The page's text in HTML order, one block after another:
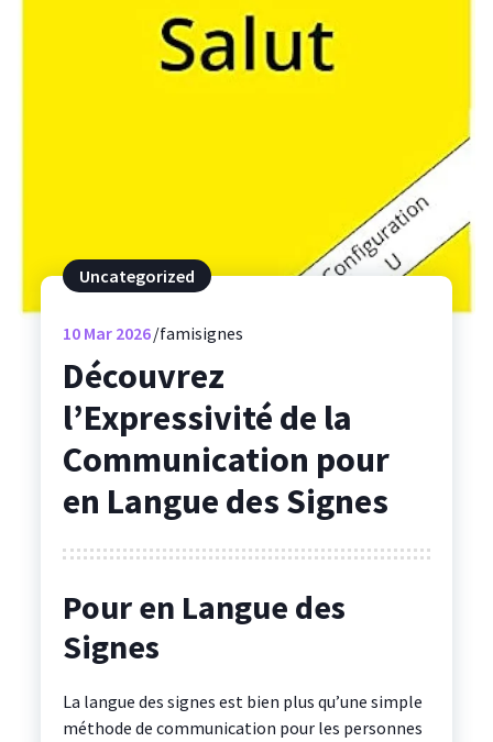
Uncategorized
10Mar 2026 famisignes
Découvrez
l’Expressivité de la
Communication pour
en Langue des Signes
Pour en Langue des
Signes
La langue des signes est bien plus qu’une simple
méthode de communication pour les personnes